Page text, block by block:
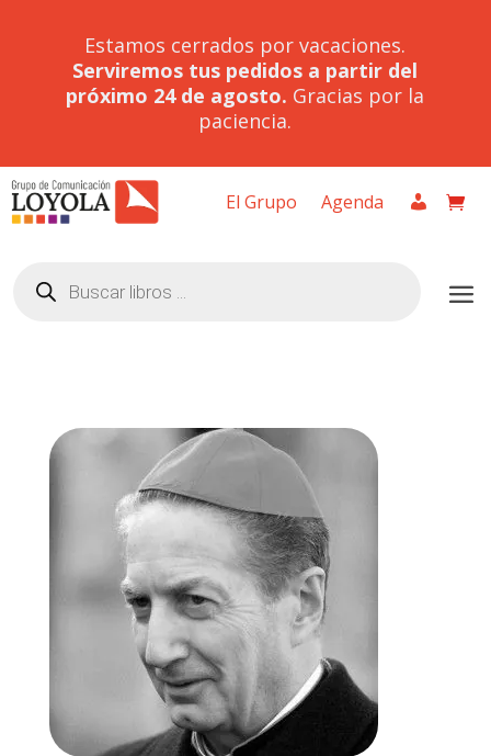
Estamos cerrados por vacaciones.
Serviremos tus pedidos a partir del
próximo 24 de agosto. Gracias por la
paciencia.
El Grupo Agenda
productos